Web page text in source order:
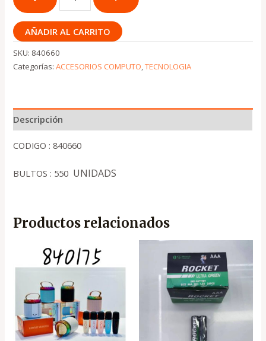
AÑADIR AL CARRITO
SKU: 840660
Categorías:ACCESORIOS COMPUTO,TECNOLOGIA
Descripción
CODIGO : 840660
BULTOS : 550 UNIDADS
Productos relacionados
precio
original
.
precio
actual
₡10,900